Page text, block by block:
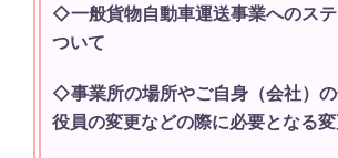
◇一般貨物自動車運送事業へのス
ついて
◇事業所の場所やご自身（会社）の
役員の変更などの際に必要となる